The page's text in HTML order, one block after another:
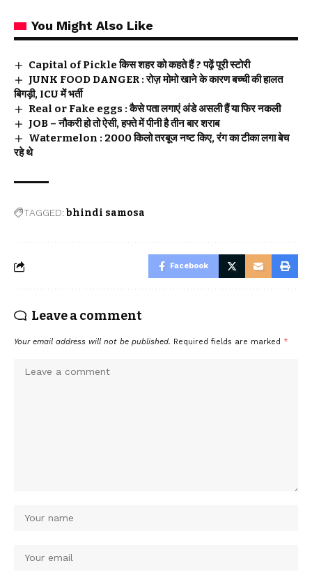
You Might Also Like
Capital of Pickle किस शहर को कहते हैं ? पढ़ें पूरी स्टोरी
JUNK FOOD DANGER : रोज़ मोमो खाने के कारण बच्ची की हालत
बिगड़ी, ICU में भर्ती
Real or Fake eggs : कैसे पता लगाएं अंडे असली हैं या फिर नकली
JOB – नौकरी हो तो ऐसी, हफ्ते में पीनी है तीन बार शराब
Watermelon : 2000 किलो तरबूज नष्ट किए, रंग का टीका लगा बेच
रहे थे
TAGGED:bhindi samosa
Facebook
Leave a comment
Your email address will not be published. Required fields are marked *